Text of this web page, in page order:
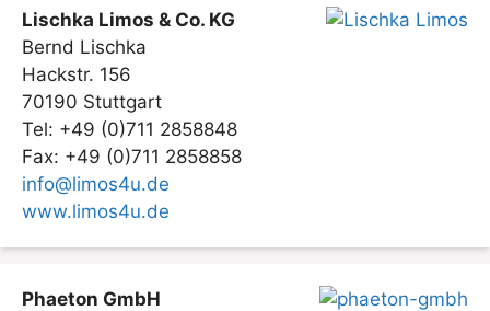
Lischka Limos & Co. KG
Bernd Lischka
Hackstr. 156
70190 Stuttgart
Tel: +49 (0)711 2858848
Fax: +49 (0)711 2858858
info@limos4u.de
www.limos4u.de
Phaeton GmbH